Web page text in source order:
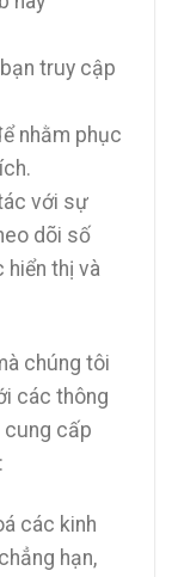
truy cập
nhằm phục
với sự
dõi số
hiển thị và
chúng tôi
các thông
cung cấp
các kinh
hạn,